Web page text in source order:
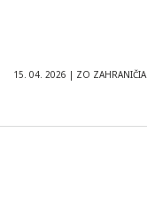
15. 04. 2026 | ZO ZAHRANIČIA